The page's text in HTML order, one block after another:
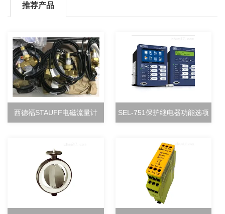
推荐产品
西德福STAUFF电磁流量计 SEL-751保护继电器功能选项